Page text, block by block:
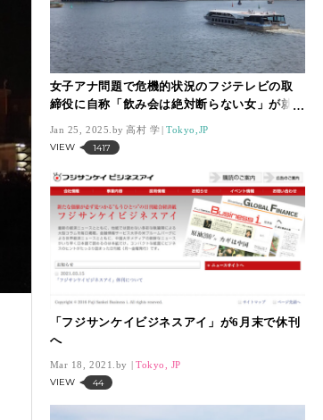
女子アナ問題で危機的状況のフジテレビの取
締役に自称「飲み会は絶対断らない女」が就
Jan 25, 2025. 高村 学 Tokyo,JP
VIEW 1417
「フジサンケイビジネスアイ」が6月末で休刊
へ
Mar 18, 2021. Tokyo, JP
VIEW 44